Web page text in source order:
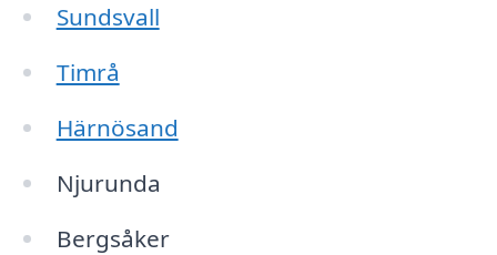
Sundsvall
Timrå
Härnösand
Njurunda
Bergsåker